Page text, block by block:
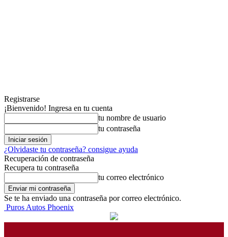
Registrarse
¡Bienvenido! Ingresa en tu cuenta
tu nombre de usuario
tu contraseña
¿Olvidaste tu contraseña? consigue ayuda
Recuperación de contraseña
Recupera tu contraseña
tu correo electrónico
Se te ha enviado una contraseña por correo electrónico.
Puros Autos Phoenix